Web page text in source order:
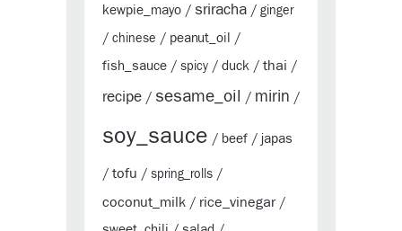
kewpie_mayo / sriracha / ginger
/ chinese / peanut_oil /
fish_sauce / spicy / duck / thai /
recipe / sesame_oil / mirin /
soy_sauce / beef / japas
/ tofu / spring_rolls /
coconut_milk / rice_vinegar/